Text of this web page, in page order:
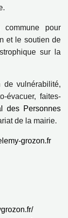
commune pour
et le soutien de
sur la
vulnérabilité,
évacuer, faites-
des Personnes
de la mairie.
grozon.fr